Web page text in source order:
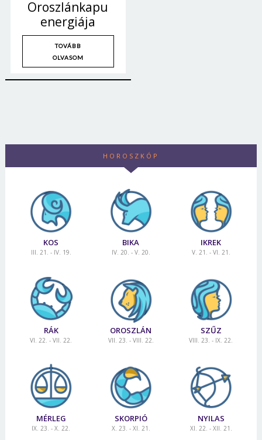
Oroszlánkapu
energiája
TOVÁBB
OLVASOM
HOROSZKÓP
KOS
III. 21. - IV. 19.
BIKA
IV. 20. - V. 20.
IKREK
V. 21. - VI. 21.
RÁK
VI. 22. - VII. 22.
OROSZLÁN
VII. 23. - VIII. 22.
SZŰZ
VIII. 23. - IX. 22.
MÉRLEG
IX. 23. - X. 22.
SKORPIÓ
X. 23. - XI. 21.
NYILAS
XI. 22. - XII. 21.
Jelszó
Mégse